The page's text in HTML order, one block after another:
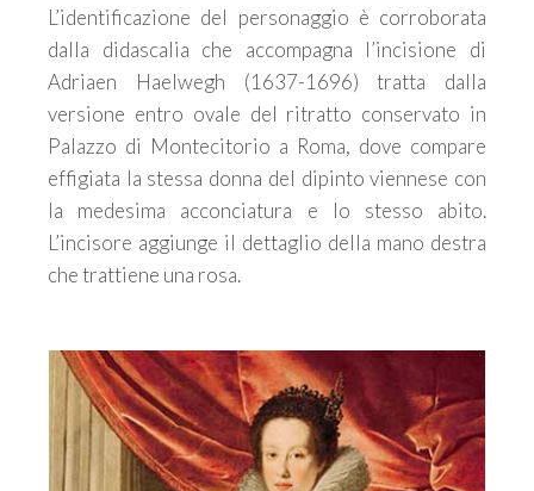
L’identificazione del personaggio è corroborata
dalla didascalia che accompagna l’incisione di
Adriaen Haelwegh (1637-1696) tratta dalla
versione entro ovale del ritratto conservato in
Palazzo di Montecitorio a Roma, dove compare
effigiata la stessa donna del dipinto viennese con
la medesima acconciatura e lo stesso abito.
L’incisore aggiunge il dettaglio della mano destra
che trattiene una rosa.